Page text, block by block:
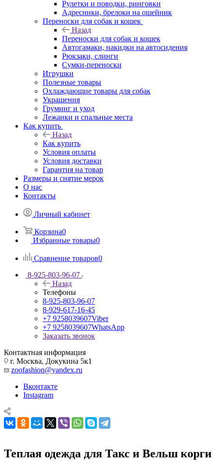
Рулетки и поводки, ринговки
Адресники, брелоки на ошейник
Переноски для собак и кошек
Назад
Переноски для собак и кошек
Автогамаки, накидки на автосидения
Рюкзаки, слинги
Сумки-переноски
Игрушки
Полезные товары
Охлаждающие товары для собак
Украшения
Груминг и уход
Лежанки и спальные места
Как купить
Назад
Как купить
Условия оплаты
Условия доставки
Гарантия на товар
Размеры и снятие мерок
О нас
Контакты
Личный кабинет
Корзина0
Избранные товары0
Сравнение товаров0
8-925-803-96-07
Назад
Телефоны
8-925-803-96-07
8-929-617-16-45
+7 9258039607Viber
+7 9258039607WhatsApp
Заказать звонок
Контактная информация
г. Москва, Докукина 5к1
zoofashion@yandex.ru
Вконтакте
Instagram
Теплая одежда для Такс и Вельш корги